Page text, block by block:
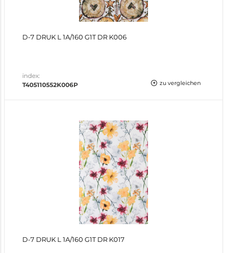
D-7 DRUK L 1A/160 G1T DR K006
index:
T405110552K006P
zu vergleichen
D-7 DRUK L 1A/160 G1T DR K017